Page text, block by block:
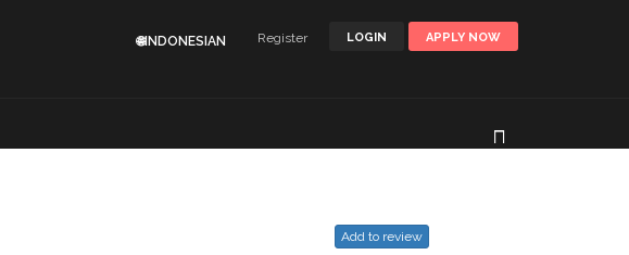
LOGIN APPLY NOW
Register
🌐INDONESIAN
Add to review